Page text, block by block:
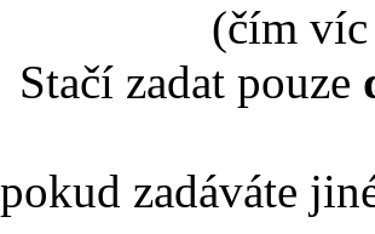
(čím víc
Stačí zadat pouze
pokud zadáváte